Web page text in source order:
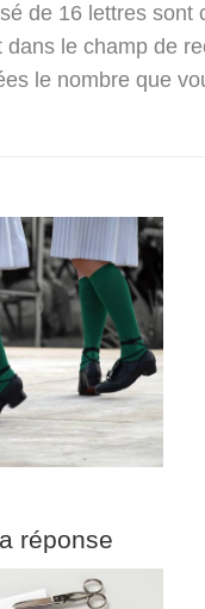
de 16 lettres
le champ de
le nombre que
réponse